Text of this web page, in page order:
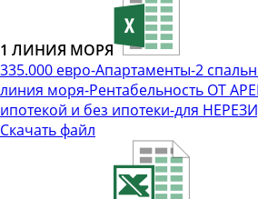
1 ЛИНИЯ МОРЯ
335.000 евро-Апартаменты-2
линия моря-Рентабельность ОТ
ипотекой и без ипотеки-для
Скачать файл